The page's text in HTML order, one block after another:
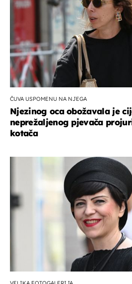
ČUVA USPOMENU NA NJEGA
Njezinog oca obožavala je
neprežaljenog pjevača
kotača